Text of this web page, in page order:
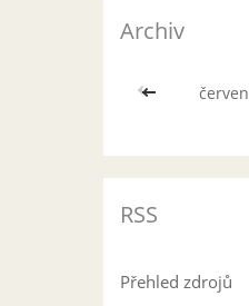
Archiv
<< červen
RSS
Přehled zdrojů